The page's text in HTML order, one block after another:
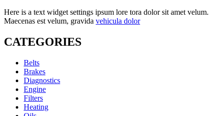
Here is a text widget settings ipsum lore tora dolor sit amet velum.
Maecenas est velum, gravida vehicula dolor
CATEGORIES
Belts
Brakes
Diagnostics
Engine
Filters
Heating